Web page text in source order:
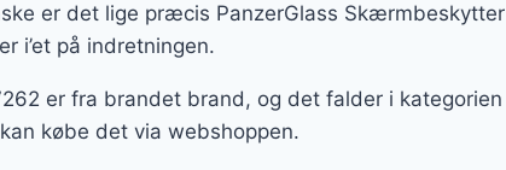
er det lige præcis PanzerGlass Skærmbeskytter
i’et på indretningen.
er fra brandet brand, og det falder i kategorien
købe det via webshoppen.